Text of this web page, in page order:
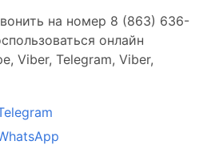
на номер 8 (863) 636-
онлайн
Viber, Telegram, Viber,